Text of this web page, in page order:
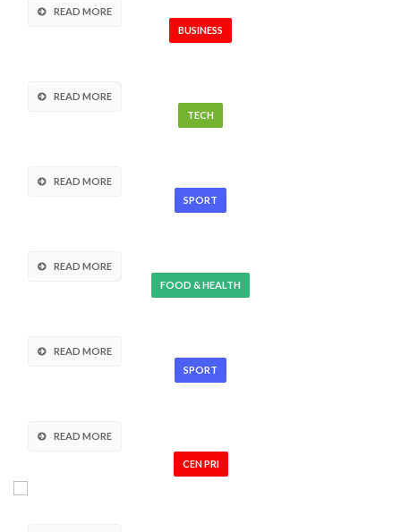
READ MORE
BUSINESS
READ MORE
TECH
READ MORE
SPORT
READ MORE
FOOD & HEALTH
READ MORE
SPORT
READ MORE
CEN PRI